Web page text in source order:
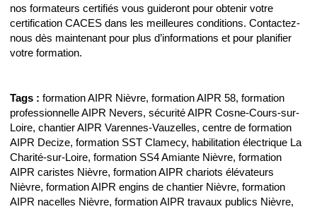
nos formateurs certifiés vous guideront pour obtenir votre
certification CACES dans les meilleures conditions. Contactez-
nous dès maintenant pour plus d’informations et pour planifier
votre formation.
Tags : formation AIPR Nièvre, formation AIPR 58, formation
professionnelle AIPR Nevers, sécurité AIPR Cosne-Cours-sur-
Loire, chantier AIPR Varennes-Vauzelles, centre de formation
AIPR Decize, formation SST Clamecy, habilitation électrique La
Charité-sur-Loire, formation SS4 Amiante Nièvre, formation
AIPR caristes Nièvre, formation AIPR chariots élévateurs
Nièvre, formation AIPR engins de chantier Nièvre, formation
AIPR nacelles Nièvre, formation AIPR travaux publics Nièvre,